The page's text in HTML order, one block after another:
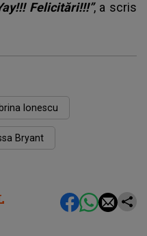
Felicitări!!!”, a scris
Ionescu
Bryant